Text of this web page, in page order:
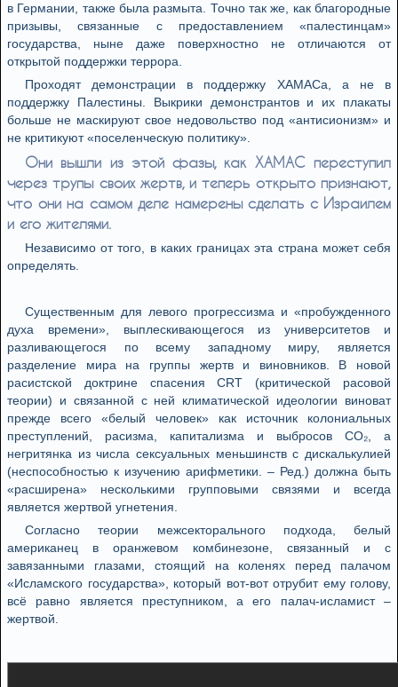
в Германии, также была размыта. Точно так же, как благородные
призывы, связанные с предоставлением «палестинцам»
государства, ныне даже поверхностно не отличаются от
открытой поддержки террора.
Проходят демонстрации в поддержку ХАМАСа, а не в
поддержку Палестины. Выкрики демонстрантов и их плакаты
больше не маскируют свое недовольство под «антисионизм» и
не критикуют «поселенческую политику».
Они вышли из этой фазы, как ХАМАС переступил
через трупы своих жертв, и теперь открыто признают,
что они на самом деле намерены сделать с Израилем
и его жителями.
Независимо от того, в каких границах эта страна может себя
определять.
Существенным для левого прогрессизма и «пробужденного
духа времени», выплескивающегося из университетов и
разливающегося по всему западному миру, является
разделение мира на группы жертв и виновников. В новой
расистской доктрине спасения CRT (критической расовой
теории) и связанной с ней климатической идеологии виноват
прежде всего «белый человек» как источник колониальных
преступлений, расизма, капитализма и выбросов CO₂, а
негритянка из числа сексуальных меньшинств с дискалькулией
(неспособностью к изучению арифметики. – Ред.) должна быть
«расширена» несколькими групповыми связями и всегда
является жертвой угнетения.
Согласно теории межсекторального подхода, белый
американец в оранжевом комбинезоне, связанный и с
завязанными глазами, стоящий на коленях перед палачом
«Исламского государства», который вот-вот отрубит ему голову,
всё равно является преступником, а его палач-исламист –
жертвой.